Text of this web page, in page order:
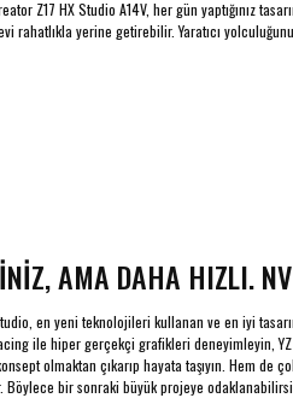
Z17 HX Studio A14V, her gün yaptığınız
rahatlıkla yerine getirebilir. Yaratıcı
AMA DAHA HIZLI.
en yeni teknolojileri kullanan ve en iyi
ile hiper gerçekçi grafikleri deneyimleyin,
olmaktan çıkarıp hayata taşıyın. Hem de
bir sonraki büyük projeye